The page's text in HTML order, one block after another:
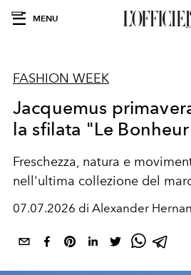
MENU
FASHION WEEK
Jacquemus
la sfilata "Le
Freschezza, natura e
nell'ultima collezione del
07.07.2026 di Alexander